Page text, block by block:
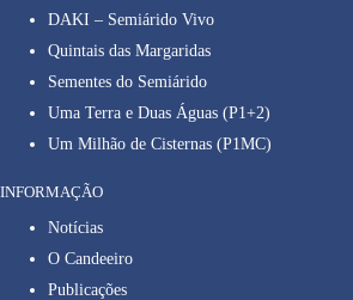
DAKI – Semiárido Vivo
Quintais das Margaridas
Sementes do Semiárido
Uma Terra e Duas Águas (P1+2)
Um Milhão de Cisternas (P1MC)
INFORMAÇÃO
Notícias
O Candeeiro
Publicações